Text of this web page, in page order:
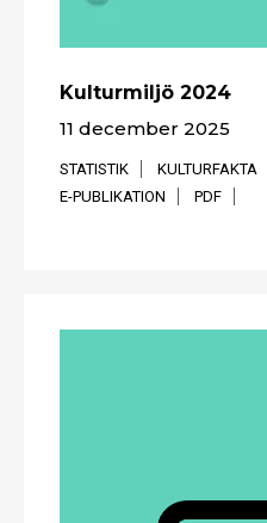
Kulturmiljö 2024
11 december 2025
STATISTIK KULTURFAKTA
E-PUBLIKATION
PDF